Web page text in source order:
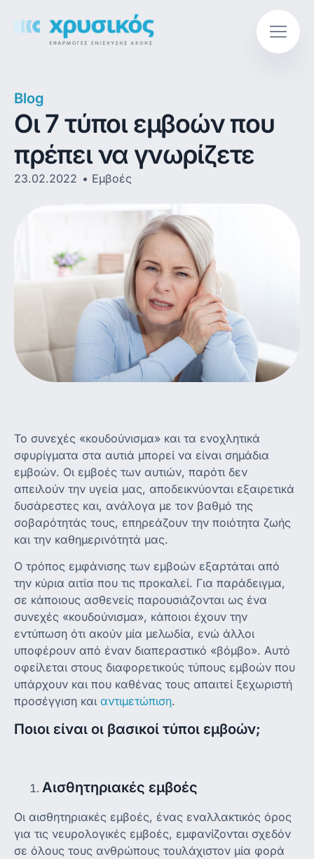
Blog
Οι 7 τύποι εμβοών που
πρέπει να γνωρίζετε
23.02.2022 Εμβοές
Το συνεχές «κουδούνισμα» και τα ενοχλητικά
σφυρίγματα στα αυτιά μπορεί να είναι σημάδια
εμβοών. Οι εμβοές των αυτιών, παρότι δεν
απειλούν την υγεία μας, αποδεικνύονται εξαιρετικά
δυσάρεστες και, ανάλογα με τον βαθμό της
σοβαρότητάς τους, επηρεάζουν την ποιότητα ζωής
και την καθημερινότητά μας.
Ο τρόπος εμφάνισης των εμβοών εξαρτάται από
την κύρια αιτία που τις προκαλεί. Για παράδειγμα,
σε κάποιους ασθενείς παρουσιάζονται ως ένα
συνεχές «κουδούνισμα», κάποιοι έχουν την
εντύπωση ότι ακούν μία μελωδία, ενώ άλλοι
υποφέρουν από έναν διαπεραστικό «βόμβο». Αυτό
οφείλεται στους διαφορετικούς τύπους εμβοών που
υπάρχουν και που καθένας τους απαιτεί ξεχωριστή
προσέγγιση και αντιμετώπιση.
Ποιοι είναι οι βασικοί τύποι εμβοών;
Αισθητηριακές εμβοές
Οι αισθητηριακές εμβοές, ένας εναλλακτικός όρος
για τις νευρολογικές εμβοές, εμφανίζονται σχεδόν
σε όλους τους ανθρώπους τουλάχιστον μία φορά